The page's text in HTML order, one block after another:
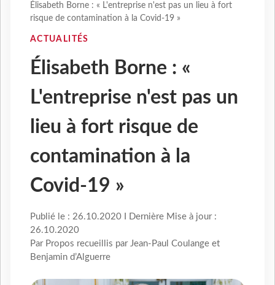
Élisabeth Borne : « L'entreprise n'est pas un lieu à fort
risque de contamination à la Covid-19 »
ACTUALITÉS
Élisabeth Borne : «
L'entreprise n'est pas un
lieu à fort risque de
contamination à la
Covid-19 »
Publié le : 26.10.2020 I Dernière Mise à jour :
26.10.2020
Par Propos recueillis par Jean-Paul Coulange et
Benjamin d’Alguerre